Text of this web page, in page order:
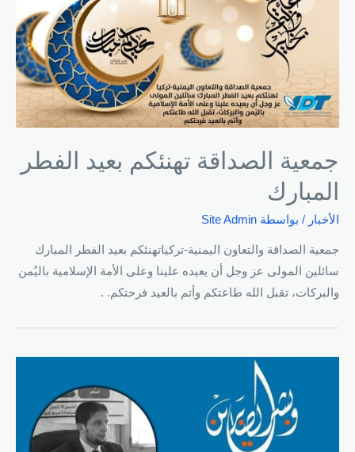
جمعية الصداقة تهنئكم بعيد الفطر
المبارك
الأخبار / بواسطة Site Admin
جمعية الصداقة والتعاون اليمنية-تركياتهنئكم بعيد الفطر المبارك
سائلين المولى عز وجل أن يعيده علينا وعلى الأمة الإسلامية باليُمن
والبركات، تقبل الله طاعتكم وأتم بالعيد فرحتكم. .